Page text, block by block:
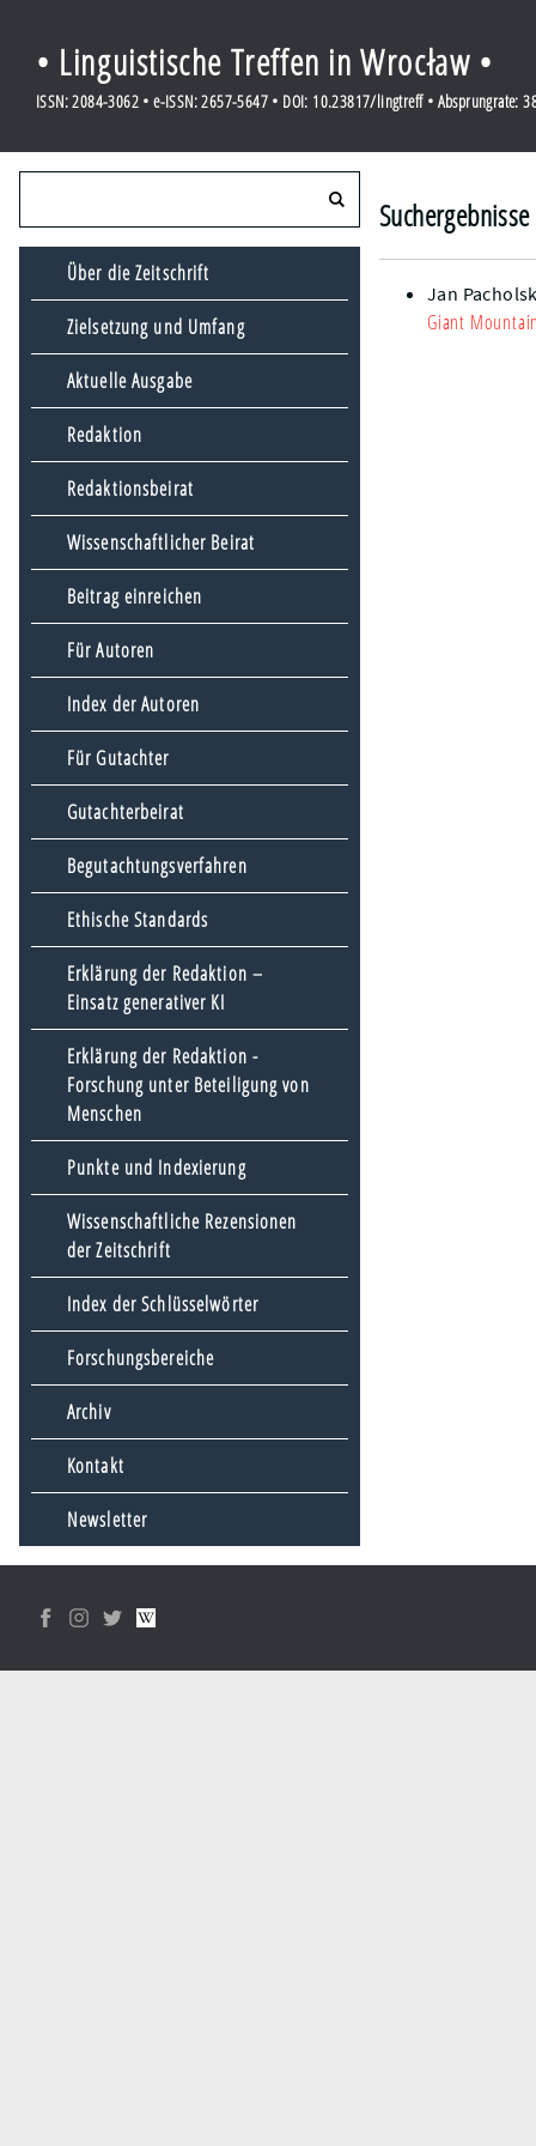
• Linguistische Treffen in Wrocław •
ISSN: 2084-3062 • e-ISSN: 2657-5647 • DOI: 10.23817/lingtreff • Absprungrate:
Über die Zeitschrift
Zielsetzung und Umfang
Aktuelle Ausgabe
Redaktion
Redaktionsbeirat
Wissenschaftlicher Beirat
Beitrag einreichen
Für Autoren
Index der Autoren
Für Gutachter
Gutachterbeirat
Begutachtungsverfahren
Ethische Standards
Erklärung der Redaktion –
Einsatz generativer KI
Erklärung der Redaktion -
Forschung unter Beteiligung von
Menschen
Punkte und Indexierung
Wissenschaftliche Rezensionen
der Zeitschrift
Index der Schlüsselwörter
Forschungsbereiche
Archiv
Kontakt
Newsletter
Jan
Giant